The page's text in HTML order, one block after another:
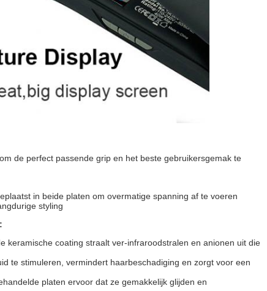
de perfect passende grip en het beste gebruikersgemak te
in beide platen om overmatige spanning af te voeren
styling
keramische coating straalt ver-infraroodstralen en anionen uit die
te stimuleren, vermindert haarbeschadiging en zorgt voor een
platen ervoor dat ze gemakkelijk glijden en